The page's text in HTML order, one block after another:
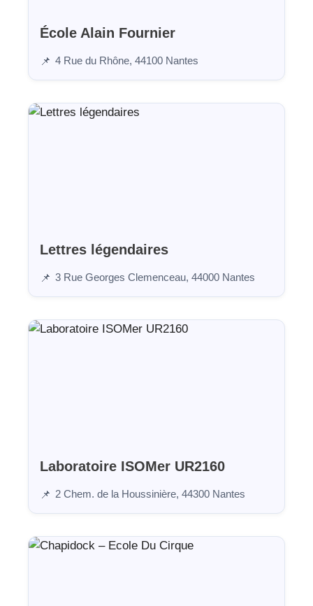
École Alain Fournier
📌 4 Rue du Rhône, 44100 Nantes
Lettres légendaires
📌 3 Rue Georges Clemenceau, 44000 Nantes
Laboratoire ISOMer UR2160
📌 2 Chem. de la Houssinière, 44300 Nantes